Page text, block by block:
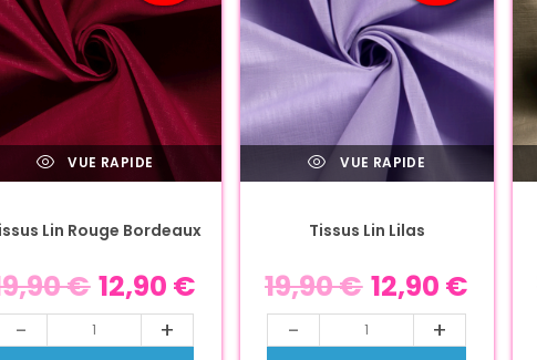
VUE RAPIDE
Lin Rouge Bordeaux
€ 12,90 €
- +
VUE RAPIDE
Tissus Lin Lilas
19,90€ 12,90 €
- +